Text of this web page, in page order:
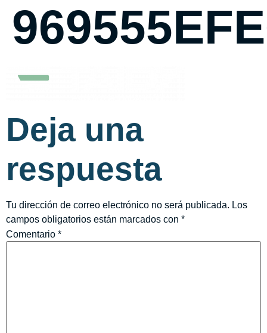
Deja una
respuesta
Tu dirección de correo electrónico no será publicada. Los
campos obligatorios están marcados con *
Comentario *